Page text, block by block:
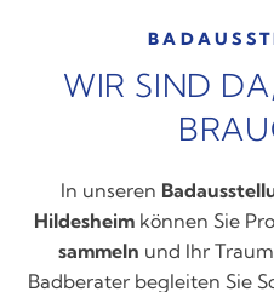
WIR SIND
In unseren
Hildesheimkönnen Sie
sammeln und Ihr
Badberater begleiten Sie